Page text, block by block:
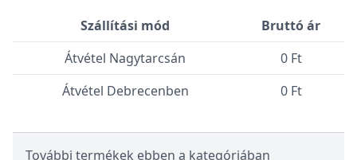
Szállítási mód
Bruttó ár
Átvétel Nagytarcsán
0 Ft
Átvétel Debrecenben
0 Ft
További termékek ebben a kategóriában